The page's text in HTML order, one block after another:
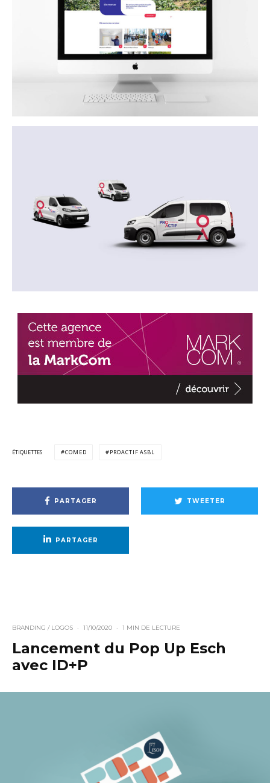
ÉTIQUETTES COMED PROACTIF ASBL
PARTAGER TWEETER
PARTAGER
BRANDING / LOGOS · 11/10/2020 · 1 MIN DE LECTURE
Lancement du Pop Up Esch
avec ID+P